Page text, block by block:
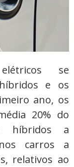
se
e os
ano, os
20% do
híbridos a
carros a
relativos ao